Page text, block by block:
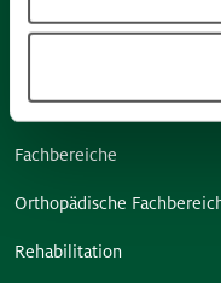
Fachbereiche
Orthopädische
Rehabilitation